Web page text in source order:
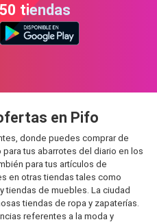
tiendas
en Pifo
donde puedes comprar de
tus abarrotes del diario en los
para tus artículos de
en otras tiendas tales como
tiendas de muebles. La ciudad
tiendas de ropa y zapaterías.
referentes a la moda y